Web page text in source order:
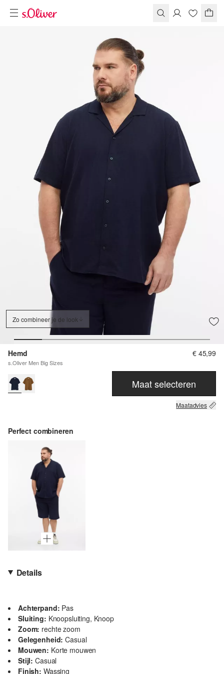
Zo combineer je de look
Hemd
s.Oliver Men Big Sizes
€ 45,99
Maat selecteren
Maatadvies
Perfect combineren
Details
Achterpand: Pas
Sluiting: Knoopsluiting, Knoop
Zoom: rechte zoom
Gelegenheid: Casual
Mouwen: Korte mouwen
Stijl: Casual
Finish: Wassing